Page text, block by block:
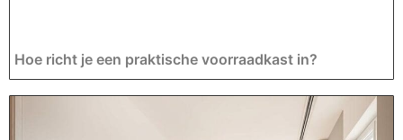
Hoe richt je een praktische voorraadkast in?